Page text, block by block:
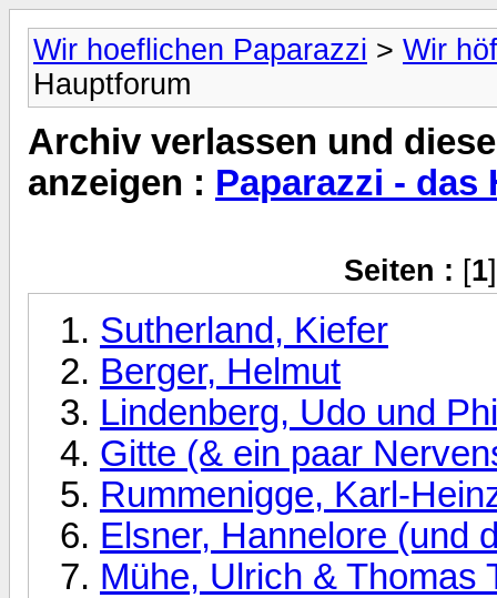
Wir hoeflichen Paparazzi > Wir
Hauptforum
Archiv verlassen und
anzeigen : Paparazzi - das
Seiten : [1
Sutherland, Kiefer
Berger, Helmut
Lindenberg, Udo und
Gitte (& ein paar
Rummenigge, Karl-
Elsner, Hannelore (und
Mühe, Ulrich & Thomas